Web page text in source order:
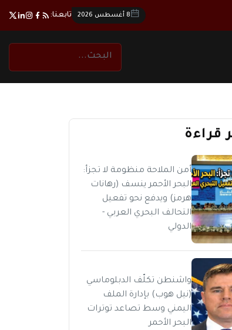
8 أغسطس 2026 تابعنا:
قراءة
أمن الملاحة منظومة لا تجزأ:
البحر الأحمر ينسف (رهانات
هرمز) ويدفع نحو تفعيل
التحالف البحري العربي -
الدولي
واشنطن تكلّف الدبلوماسي
(نيل هوب) بإدارة الملف
اليمني وسط تصاعد توترات
البحر الأحمر